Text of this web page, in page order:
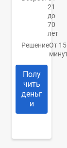
21
до
70
лет
РешениеОт 15
Полу
чить
деньг
и